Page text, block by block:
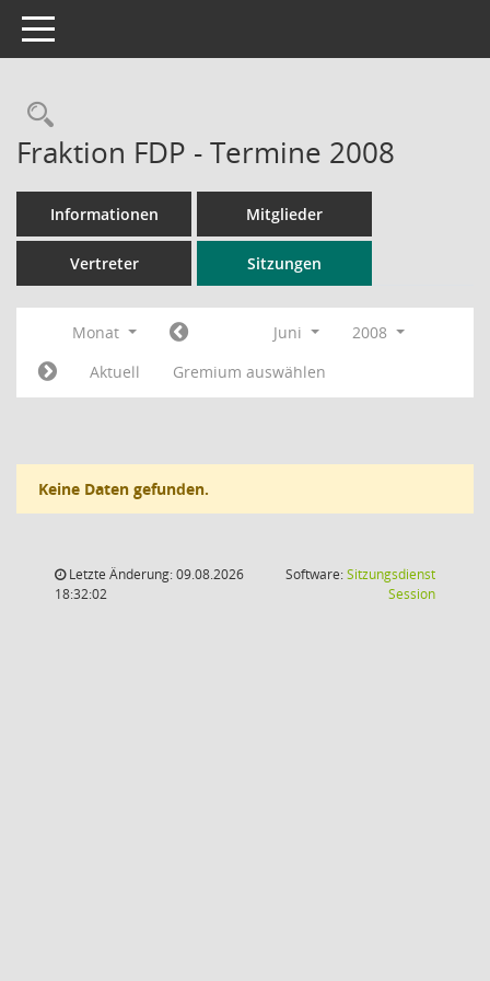
Toggle navigation
Rechercheauswahl
Fraktion FDP - Termine 2008
Informationen Mitglieder
Vertreter Sitzungen
Monat Juni
2008
Aktuell
Gremium auswählen
Keine Daten gefunden.
Letzte Änderung: 09.08.2026
18:32:02
Software:Sitzungsdienst
Session(Wird in